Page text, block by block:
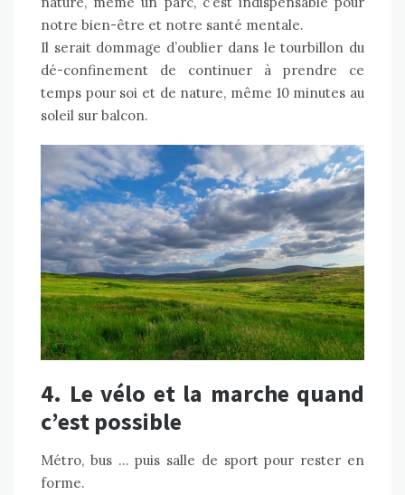
notre bien-être et notre santé mentale.
Il serait dommage d’oublier dans le tourbillon du
dé-confinement de continuer à prendre ce
temps pour soi et de nature, même 10 minutes au
soleil sur balcon.
4. Le vélo et la marche quand
c’est possible
Métro, bus … puis salle de sport pour rester en
forme.